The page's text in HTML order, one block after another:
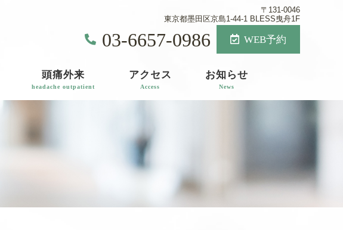
〒131-0046
東京都墨田区京島1-44-1 BLESS曳舟1F
03-6657-0986 WEB予約
頭痛外来
headache outpatient
アクセス
Access
お知らせ
News